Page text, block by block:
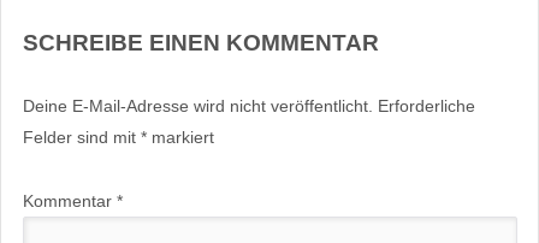
SCHREIBE EINEN KOMMENTAR
Deine E-Mail-Adresse wird nicht veröffentlicht. Erforderliche
Felder sind mit *markiert
Kommentar *